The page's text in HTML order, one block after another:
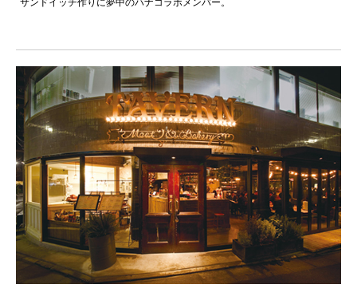
サンドイッチ作りに夢中のハナコラボメンバー。